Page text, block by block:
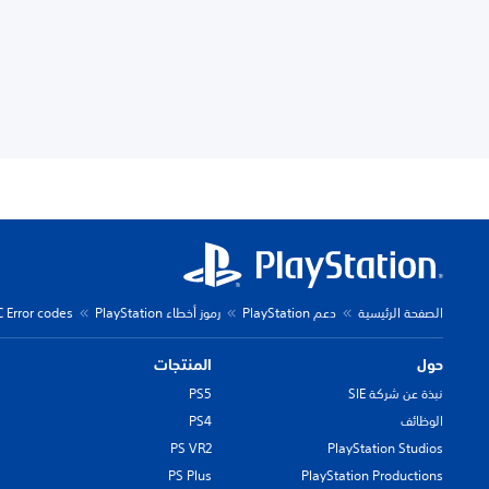
الصفحة الرئيسية دعم PlayStation رموز أخطاء PlayStation Error codes
حول
نبذة عن شركة SIE
الوظائف
PlayStation Studios
PlayStation Productions
المنتجات
PS5
PS4
PS VR2
PS Plus